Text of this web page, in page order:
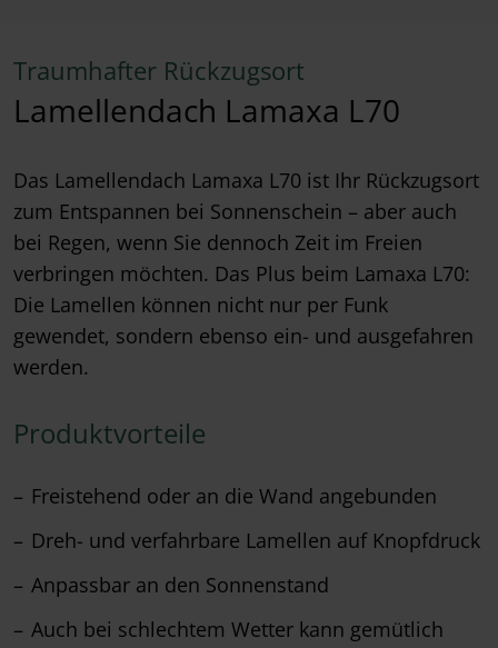
Traumhafter Rückzugsort
Lamellendach Lamaxa L70
Das Lamellendach Lamaxa L70 ist Ihr Rückzugsort
zum Entspannen bei Sonnenschein – aber auch
bei Regen, wenn Sie dennoch Zeit im Freien
verbringen möchten. Das Plus beim Lamaxa L70:
Die Lamellen können nicht nur per Funk
gewendet, sondern ebenso ein- und ausgefahren
werden.
Produktvorteile
Freistehend oder an die Wand angebunden
Dreh- und verfahrbare Lamellen auf Knopfdruck
Anpassbar an den Sonnenstand
Auch bei schlechtem Wetter kann gemütlich